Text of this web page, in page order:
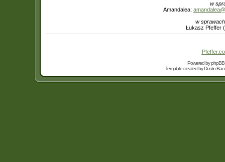
w
Amandalea:
w
Łukasz Pfeffer
Powered byphpBB
Template created byDustin